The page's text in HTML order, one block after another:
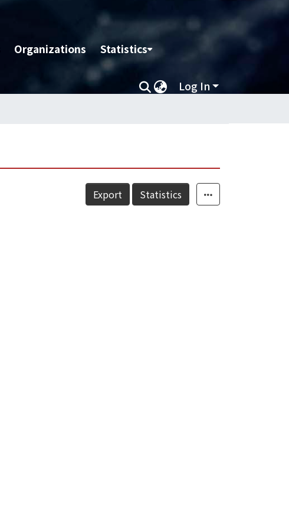
Organizations Statistics
Log In
Export Statistics